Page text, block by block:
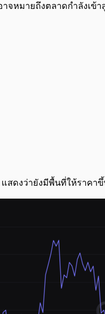
าจหมายถึงตลาดกำลังเ
แสดงว่ายังมีพื้นที่ให้ร